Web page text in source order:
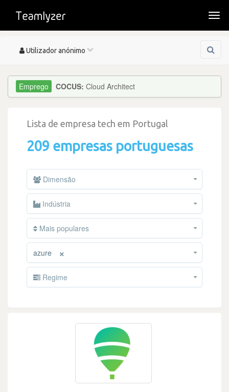
Toggle
Utilizador anónimo
COCUS: Cloud Architect
Lista de empresa tech em Portugal
209 empresas portuguesas
Dimensão
Indústria
Mais populares
×
azure
Regime